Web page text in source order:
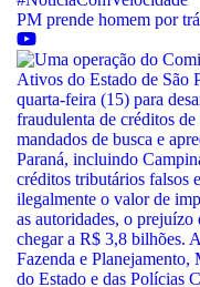
PM prende homem por